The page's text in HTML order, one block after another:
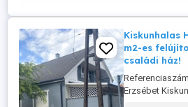
Kiskunhalas
m2-es
családi ház!
Erzsébet